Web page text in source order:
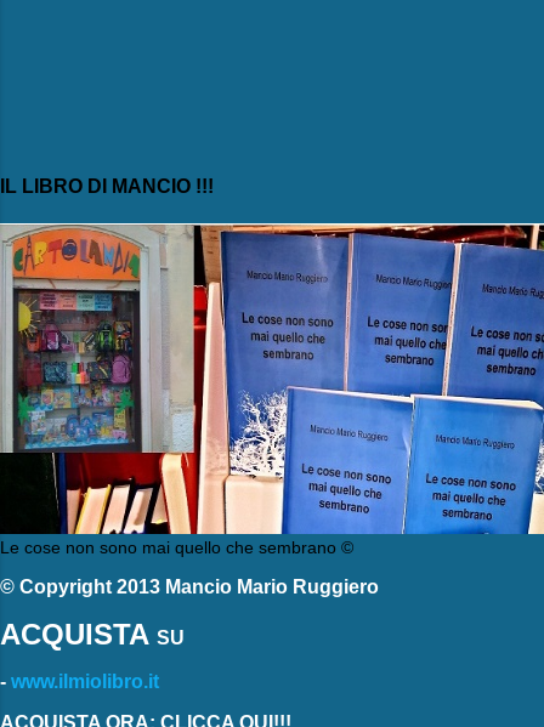
IL LIBRO DI MANCIO !!!
Le cose non sono mai quello che sembrano ©
© Copyright 2013 Mancio Mario Ruggiero
ACQUISTA SU
- www.ilmiolibro.it
ACQUISTA ORA: CLICCA QUI!!!